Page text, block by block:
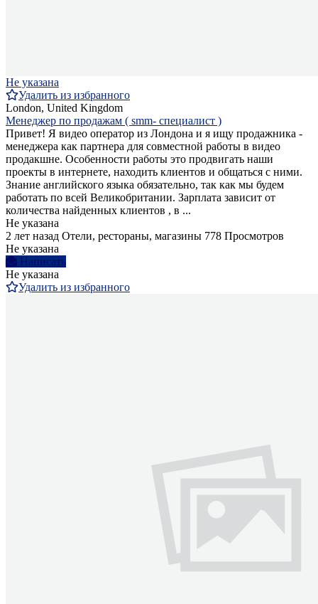
Не указана
Удалить из избранного
London, United Kingdom
Менеджер по продажам ( smm- специалист )
Привет! Я видео оператор из Лондона и я ищу продажника -
менеджера как партнера для совместной работы в видео
продакшне. Особенности работы это продвигать наши
проекты в интернете, находить клиентов и общаться с ними.
Знание английского языка обязательно, так как мы будем
работать по всей Великобритании. Зарплата зависит от
количества найденных клиентов , в ...
Не указана
2 лет назад Отели, рестораны, магазины 778 Просмотров
Не указана
Написать
Не указана
Удалить из избранного